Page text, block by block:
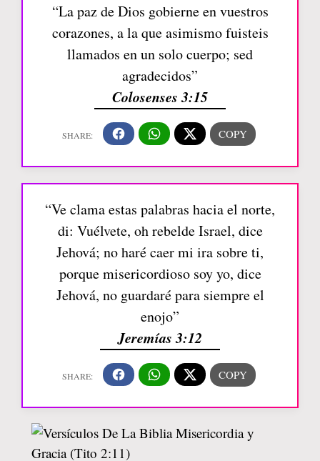
“La paz de Dios gobierne en vuestros
corazones, a la que asimismo fuisteis
llamados en un solo cuerpo; sed
agradecidos”
Colosenses 3:15
“Ve clama estas palabras hacia el norte,
di: Vuélvete, oh rebelde Israel, dice
Jehová; no haré caer mi ira sobre ti,
porque misericordioso soy yo, dice
Jehová, no guardaré para siempre el
enojo”
Jeremías 3:12